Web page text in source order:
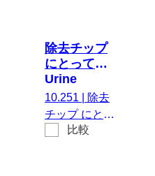
除去チップ
にとって
Urine
Monovette®,
100 個/袋
10.251
除去
チップ にとっ
て Urine
比較